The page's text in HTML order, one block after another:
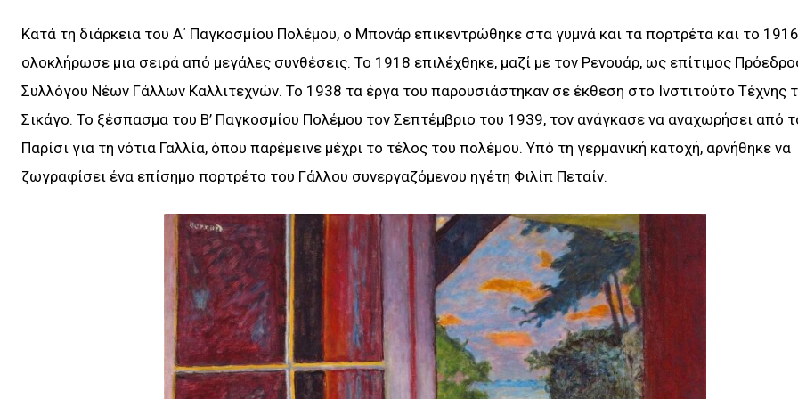
Κατά τη διάρκεια του Α΄ Παγκοσμίου Πολέμου, ο Μπονάρ επικεντρώθηκε στα γυμνά και τα πορτρέτα και το 1916
ολοκλήρωσε μια σειρά από μεγάλες συνθέσεις. Το 1918 επιλέχθηκε, μαζί με τον Ρενουάρ, ως επίτιμος
Συλλόγου Νέων Γάλλων Καλλιτεχνών. Το 1938 τα έργα του παρουσιάστηκαν σε έκθεση στο Ινστιτούτο Τέχνης
Σικάγο. Το ξέσπασμα του Β’ Παγκοσμίου Πολέμου τον Σεπτέμβριο του 1939, τον ανάγκασε να αναχωρήσει από
Παρίσι για τη νότια Γαλλία, όπου παρέμεινε μέχρι το τέλος του πολέμου. Υπό τη γερμανική κατοχή, αρνήθηκε να
ζωγραφίσει ένα επίσημο πορτρέτο του Γάλλου συνεργαζόμενου ηγέτη Φιλίπ Πεταίν.